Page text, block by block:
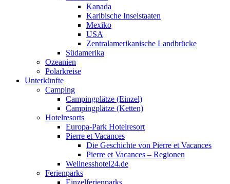
Kanada
Karibische Inselstaaten
Mexiko
USA
Zentralamerikanische Landbrücke
Südamerika
Ozeanien
Polarkreise
Unterkünfte
Camping
Campingplätze (Einzel)
Campingplätze (Ketten)
Hotelresorts
Europa-Park Hotelresort
Pierre et Vacances
Die Geschichte von Pierre et Vacances
Pierre et Vacances – Regionen
Wellnesshotel24.de
Ferienparks
Einzelferienparks